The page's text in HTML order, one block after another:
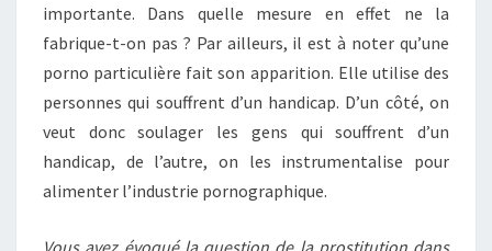
importante. Dans quelle mesure en effet ne la
fabrique-t-on pas ? Par ailleurs, il est à noter qu’une
porno particulière fait son apparition. Elle utilise des
personnes qui souffrent d’un handicap. D’un côté, on
veut donc soulager les gens qui souffrent d’un
handicap, de l’autre, on les instrumentalise pour
alimenter l’industrie pornographique.
Vous avez évoqué la question de la prostitution dans